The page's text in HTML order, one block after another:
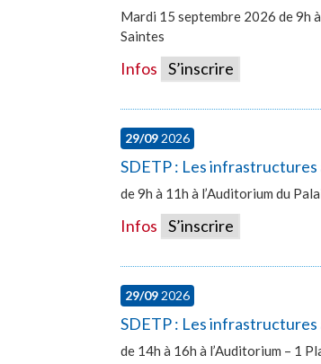
Mardi 15 septembre 2026 de 9h
Saintes
Infos S’inscrire
29/09 2026
SDETP : Les
de 9h à 11h à l’Auditorium du
Infos S’inscrire
29/09 2026
SDETP : Les infrastructures
de 14h à 16h à l’Auditorium – 1